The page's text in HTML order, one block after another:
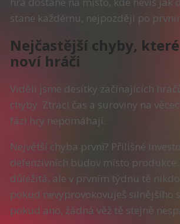
stane každému, nejpozději po
Nejčastější chyby,
noví hráči
Viděli jsme desítky začínajících
chyby. Ztrácí čas a suroviny na
fázi hry nepomáhají.
Největší chyba první? Přílišné
defenzivních budov místo produkce.
důležitá, ale v prvním týdnu tě nikdo
pokud nevyprovokovuješ silnějšího
pokud ano, žádná věž tě stejně